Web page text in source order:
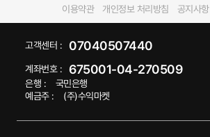
이용약관 개인정보 처리방침 공지사항
고객센터 : 07040507440
계좌번호 : 675001-04-270509
은행 :
국민은행
예금주 :
(주)수익마켓